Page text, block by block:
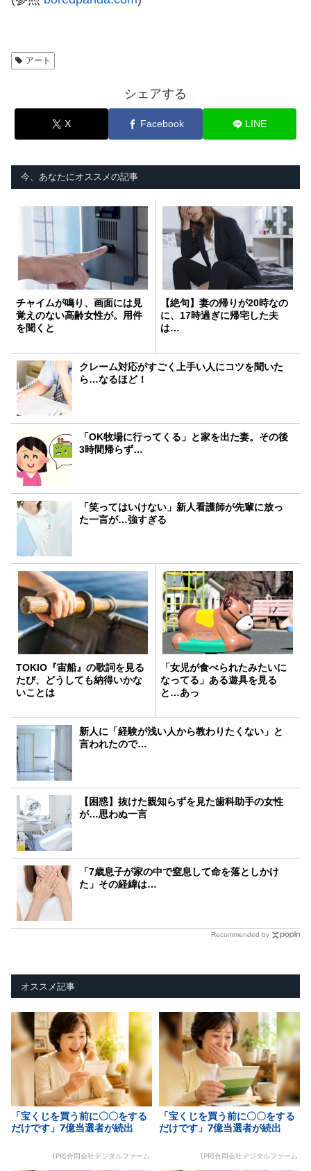
アート
シェアする
X Facebook LINE
今、あなたにオススメの記事
チャイムが鳴り、画面には見
覚えのない高齢女性が。用件
を聞くと
【絶句】妻の帰りが20時なの
に、17時過ぎに帰宅した夫
は…
クレーム対応がすごく上手い人にコツを聞いた
ら…なるほど！
「OK牧場に行ってくる」と家を出た妻。その後
3時間帰らず…
「笑ってはいけない」新人看護師が先輩に放っ
た一言が…強すぎる
TOKIO『宙船』の歌詞を見る
たび、どうしても納得いかな
いことは
「女児が食べられたみたいに
なってる」ある遊具を見る
と…あっ
新人に「経験が浅い人から教わりたくない」と
言われたので…
【困惑】抜けた親知らずを見た歯科助手の女性
が…思わぬ一言
「7歳息子が家の中で窒息して命を落としかけ
た」その経緯は…
Recommended by
オススメ記事
「宝くじを買う前に〇〇をする
だけです」7億当選者が続出
[PR]合同会社デジタルファーム
「宝くじを買う前に〇〇をする
だけです」7億当選者が続出
[PR]合同会社デジタルファーム